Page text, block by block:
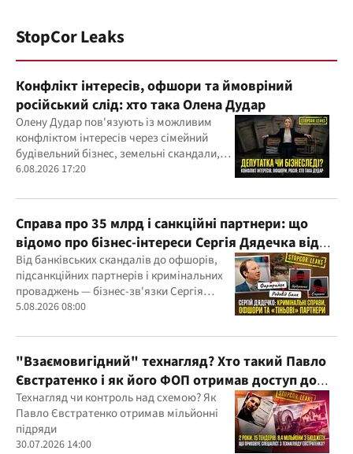
StopCor Leaks
Конфлікт інтересів, офшори та ймовріний
російський слід: хто така Олена Дудар
Олену Дудар пов'язують із можливим
конфліктом інтересів через сімейний
будівельний бізнес, земельні скандали,
судові справи
6.08.2026 17:20
Справа про 35 млрд і санкційні партнери: що
відомо про бізнес-інтереси Сергія Дядечка від
"Родовід Банку" до "ФАРМАСЕЛ"
Від банківських скандалів до офшорів,
підсанкційних партнерів і кримінальних
проваджень — бізнес-зв'язки Сергія
Дядечка й досі простягаються через
5.08.2026 08:00
"Взаємовигідний" технагляд? Хто такий Павло
Євстратенко і як його ФОП отримав доступ до
бюджетних мільйонів?
Технагляд чи контроль над схемою? Як
Павло Євстратенко отримав мільйонні
підряди
30.07.2026 14:00